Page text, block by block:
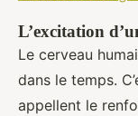
L’excitation
Le cerveau
dans le temps.
appellent le